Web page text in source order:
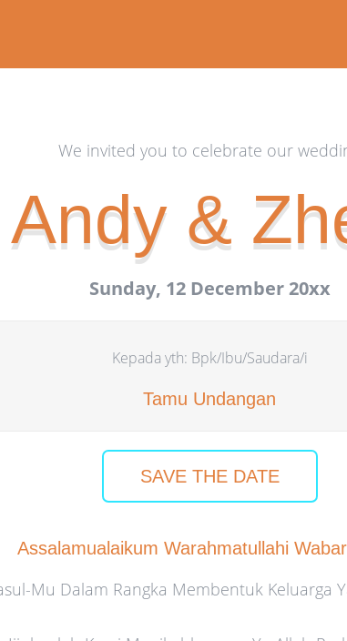
We invited you to celebrate our
Andy &
Sunday, 12 December 20xx
Kepada yth: Bpk/Ibu/Saudara/i
Tamu Undangan
SAVE THE DATE
Assalamualaikum Warahmatullahi
Mu Dalam Rangka Membentuk Keluarga